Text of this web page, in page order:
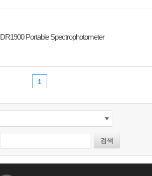
DR1900 Portable Spectrophotometer
1